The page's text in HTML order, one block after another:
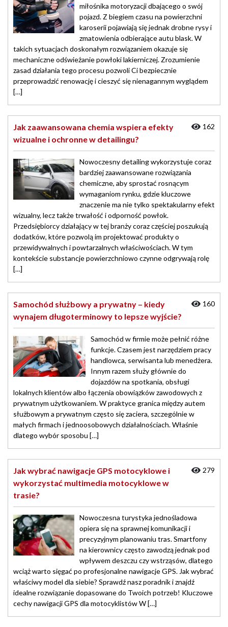
miłośnika motoryzacji dbającego o swój
pojazd. Z biegiem czasu na powierzchni
karoserii pojawiają się jednak drobne rysy i
zmatowienia odbierające autu blask. W
takich sytuacjach doskonałym rozwiązaniem okazuje się
mechaniczne odświeżanie powłoki lakierniczej. Zrozumienie
zasad działania tego procesu pozwoli Ci bezpiecznie
przeprowadzić renowację i cieszyć się nienagannym wyglądem
[…]
Jak zaawansowana chemia wspiera efekty
wizualne i ochronne w detailingu?
162
Nowoczesny detailing wykorzystuje coraz
bardziej zaawansowane rozwiązania
chemiczne, aby sprostać rosnącym
wymaganiom rynku, gdzie kluczowe
znaczenie ma nie tylko spektakularny efekt
wizualny, lecz także trwałość i odporność powłok.
Przedsiębiorcy działający w tej branży coraz częściej poszukują
dodatków, które pozwolą im projektować produkty o
przewidywalnych i powtarzalnych właściwościach. W tym
kontekście substancje powierzchniowo czynne odgrywają rolę
[…]
Samochód służbowy a prywatny – kiedy
wynajem długoterminowy to lepsze wyjście?
160
Samochód w firmie może pełnić różne
funkcje. Czasem jest narzędziem pracy
handlowca, serwisanta lub menedżera.
Innym razem służy głównie do
dojazdów na spotkania, obsługi
lokalnych klientów albo łączenia obowiązków zawodowych z
prywatnym użytkowaniem. W praktyce granica między autem
służbowym a prywatnym często się zaciera, szczególnie w
małych firmach i jednoosobowych działalnościach. Właśnie
dlatego wybór sposobu […]
Jak wybrać nawigacje GPS motocyklowe i
wykorzystać multimedia motocyklowe w
trasie?
279
Nowoczesna turystyka jednośladowa
opiera się na sprawnej komunikacji i
precyzyjnym planowaniu tras. Smartfony
na kierownicy często zawodzą jednak pod
wpływem deszczu czy wstrząsów, dlatego
wciąż warto sięgać po profesjonalne nawigacje GPS. Jak wybrać
właściwy model dla siebie? Sprawdź nasz poradnik i znajdź
idealne rozwiązanie dopasowane do Twoich potrzeb! Kluczowe
cechy nawigacji GPS dla motocyklistów W […]